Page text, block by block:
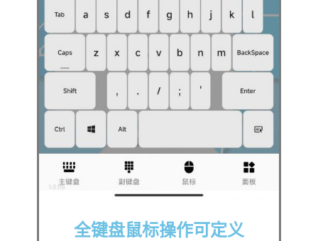
全键盘鼠标操作可定义